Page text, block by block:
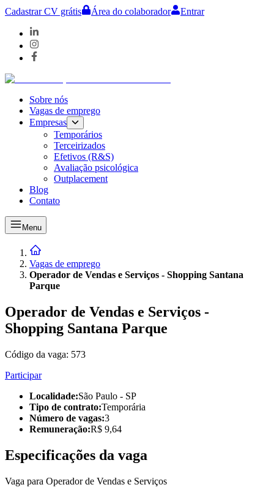
Cadastrar CV grátis Área do colaborador Entrar
Sobre nós
Vagas de emprego
Empresas
Temporários
Terceirizados
Efetivos (R&S)
Avaliação psicológica
Outplacement
Blog
Contato
Menu
Vagas de emprego
Operador de Vendas e Serviços - Shopping Santana
Parque
Operador de Vendas e Serviços -
Shopping Santana Parque
Código da vaga: 573
Participar
Localidade:São Paulo - SP
Tipo de contrato:Temporária
Número de vagas:3
Remuneração:R$ 9,64
Especificações da vaga
Vaga para Operador de Vendas e Serviços